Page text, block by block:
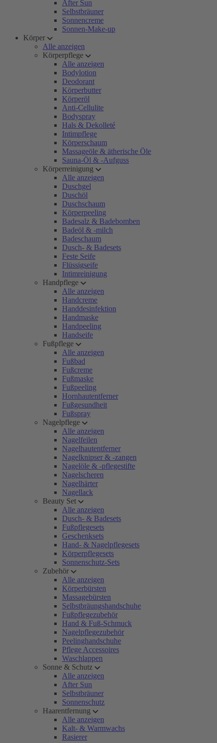
After Sun
Selbstbräuner
Sonnencreme
Sonnen-Make-up
Körper
Alle anzeigen
Körperpflege
Alle anzeigen
Bodylotion
Deodorant
Körperbutter
Körperöl
Anti-Cellulite
Bodyspray
Hals & Dekolleté
Intimpflege
Körperschaum
Massageöle & ätherische Öle
Sauna-Öl & -Aufguss
Körperreinigung
Alle anzeigen
Duschgel
Duschöl
Duschschaum
Körperpeeling
Badesalz & Badebomben
Badeöl & -milch
Badeschaum
Dusch- & Badesets
Feste Seife
Flüssigseife
Intimreinigung
Handpflege
Alle anzeigen
Handcreme
Handdesinfektion
Handmaske
Handpeeling
Handseife
Fußpflege
Alle anzeigen
Fußbad
Fußcreme
Fußmaske
Fußpeeling
Hornhautentferner
Fußgesundheit
Fußspray
Nagelpflege
Alle anzeigen
Nagelfeilen
Nagelhautentferner
Nagelknipser & -zangen
Nagelöle & -pflegestifte
Nagelscheren
Nagelhärter
Nagellack
Beauty Set
Alle anzeigen
Dusch- & Badesets
Fußpflegesets
Geschenksets
Hand- & Nagelpflegesets
Körperpflegesets
Sonnenschutz-Sets
Zubehör
Alle anzeigen
Körperbürsten
Massagebürsten
Selbstbräungshandschuhe
Fußpflegezubehör
Hand & Fuß-Schmuck
Nagelpflegezubehör
Peelinghandschuhe
Pflege Accessoires
Waschlappen
Sonne & Schutz
Alle anzeigen
After Sun
Selbstbräuner
Sonnenschutz
Haarentfernung
Alle anzeigen
Kalt- & Warmwachs
Rasierer